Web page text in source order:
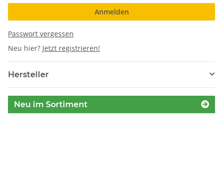
Anmelden
Passwort vergessen
Neu hier? Jetzt registrieren!
Hersteller
Neu im Sortiment